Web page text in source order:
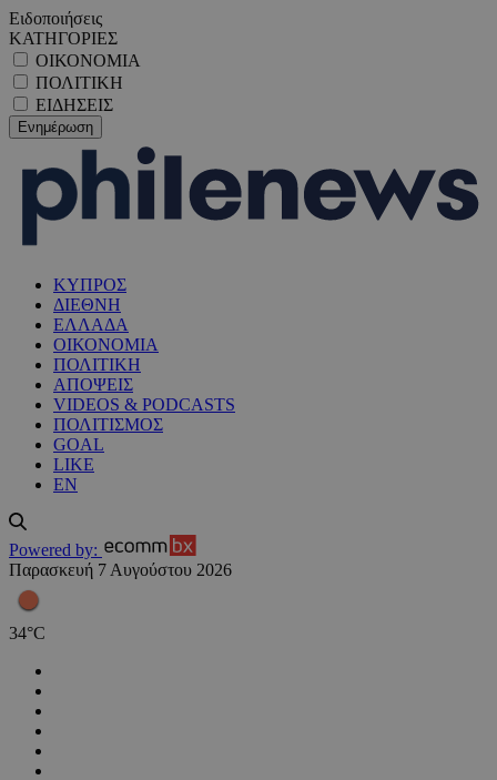
Ειδοποιήσεις
ΚΑΤΗΓΟΡΙΕΣ
ΟΙΚΟΝΟΜΙΑ
ΠΟΛΙΤΙΚΗ
ΕΙΔΗΣΕΙΣ
ΚΥΠΡΟΣ
ΔΙΕΘΝΗ
ΕΛΛΑΔΑ
ΟΙΚΟΝΟΜΙΑ
ΠΟΛΙΤΙΚΗ
ΑΠΟΨΕΙΣ
VIDEOS & PODCASTS
ΠΟΛΙΤΙΣΜΟΣ
GOAL
LIKE
EN
Powered by:
Παρασκευή 7 Αυγούστου 2026
34°C